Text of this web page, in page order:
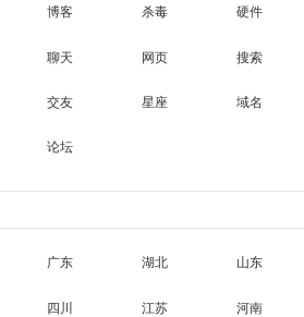
博客 杀毒 硬件
聊天 网页 搜索
交友 星座 域名
论坛
广东 湖北 山东
四川 江苏 河南